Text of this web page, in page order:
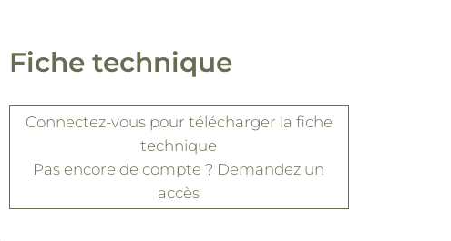
Fiche technique
Connectez-vouspour télécharger la fiche
technique
Pas encore de compte ? Demandez un
accès